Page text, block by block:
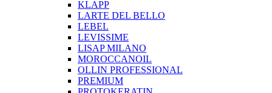
KLAPP
LARTE DEL BELLO
LEBEL
LEVISSIME
LISAP MILANO
MOROCCANOIL
OLLIN PROFESSIONAL
PREMIUM